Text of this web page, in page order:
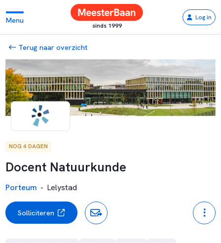
Menu
sinds 1999
Log in
Terug naar overzicht
NOG 4 DAGEN
Docent Natuurkunde
Porteum - Lelystad
Solliciteren